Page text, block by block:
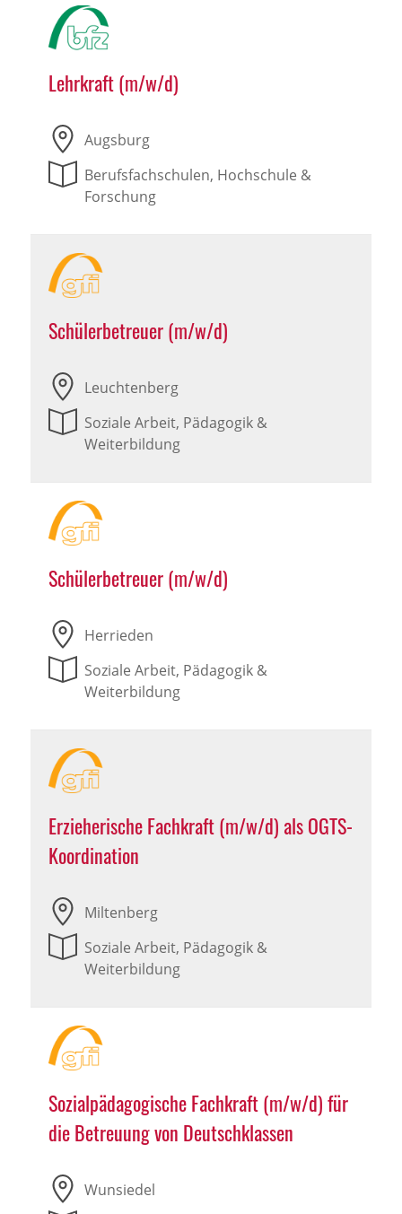
Lehrkraft (m/w/d)
Augsburg
Berufsfachschulen, Hochschule &
Forschung
Schülerbetreuer (m/w/d)
Leuchtenberg
Soziale Arbeit, Pädagogik &
Weiterbildung
Schülerbetreuer (m/w/d)
Herrieden
Soziale Arbeit, Pädagogik &
Weiterbildung
Erzieherische Fachkraft (m/w/d) als OGTS-
Koordination
Miltenberg
Soziale Arbeit, Pädagogik &
Weiterbildung
Sozialpädagogische Fachkraft (m/w/d) für
die Betreuung von Deutschklassen
Wunsiedel